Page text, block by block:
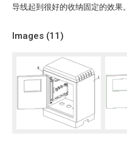
导线起到很好的收纳固定的效果。
Images (11)